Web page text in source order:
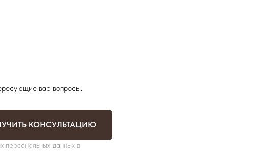
вас вопросы.
персональных данных в
КОНСУЛЬТАЦИЮ